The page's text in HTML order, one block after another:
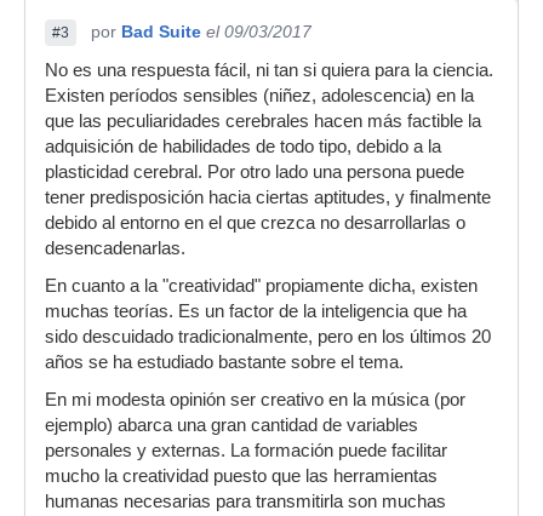
#3 por Bad Suite el 09/03/2017
No es una respuesta fácil, ni tan si quiera para la ciencia.
Existen períodos sensibles (niñez, adolescencia) en la
que las peculiaridades cerebrales hacen más factible la
adquisición de habilidades de todo tipo, debido a la
plasticidad cerebral. Por otro lado una persona puede
tener predisposición hacia ciertas aptitudes, y finalmente
debido al entorno en el que crezca no desarrollarlas o
desencadenarlas.
En cuanto a la "creatividad" propiamente dicha, existen
muchas teorías. Es un factor de la inteligencia que ha
sido descuidado tradicionalmente, pero en los últimos 20
años se ha estudiado bastante sobre el tema.
En mi modesta opinión ser creativo en la música (por
ejemplo) abarca una gran cantidad de variables
personales y externas. La formación puede facilitar
mucho la creatividad puesto que las herramientas
humanas necesarias para transmitirla son muchas